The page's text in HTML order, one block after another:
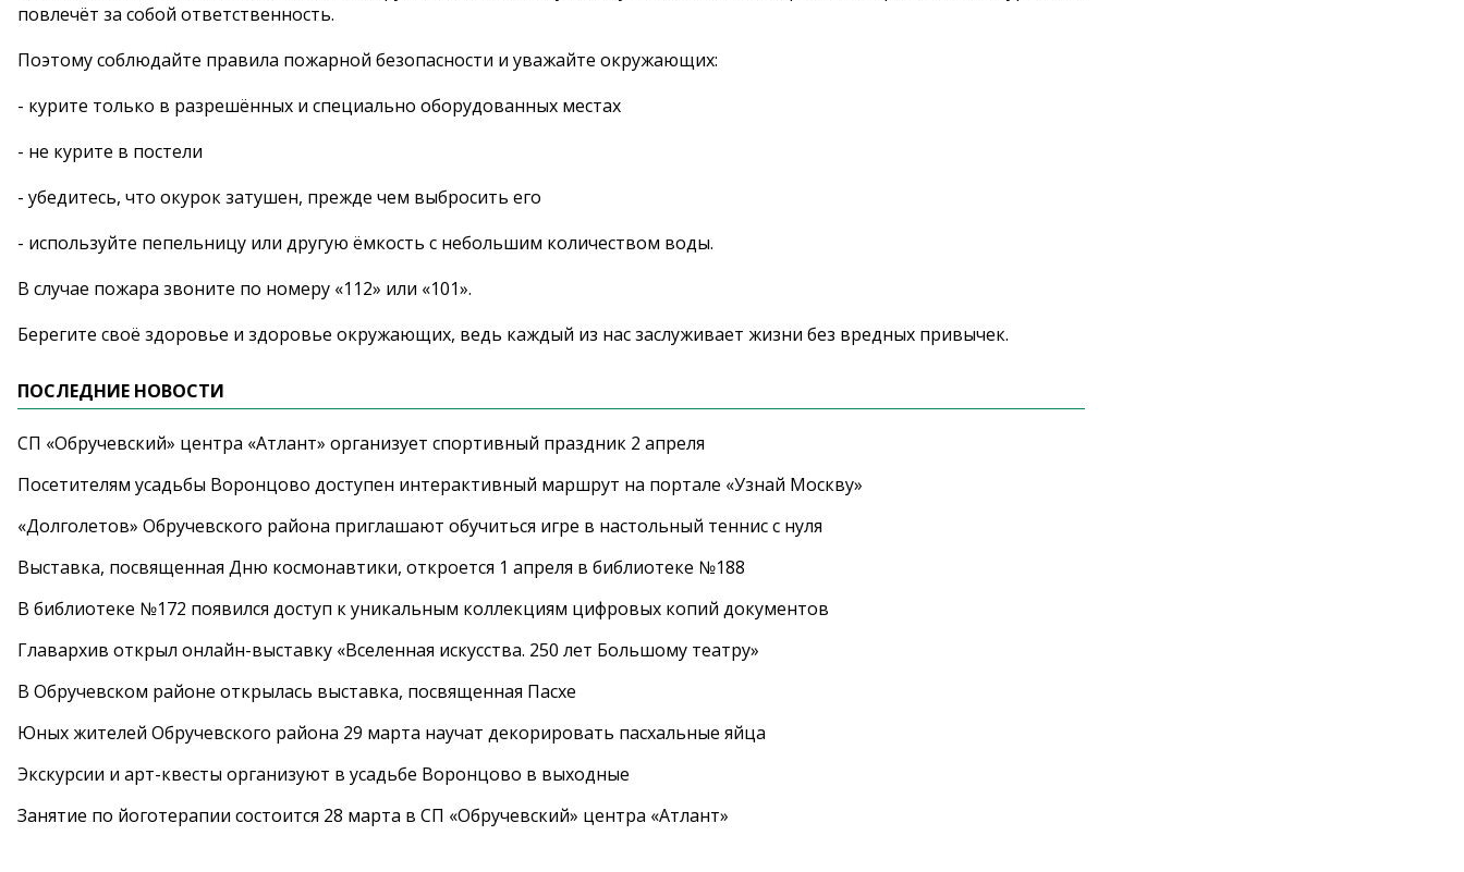
повлечёт за собой ответственность.
Поэтому соблюдайте правила пожарной безопасности и уважайте окружающих:
- курите только в разрешённых и специально оборудованных местах
- не курите в постели
- убедитесь, что окурок затушен, прежде чем выбросить его
- используйте пепельницу или другую ёмкость с небольшим количеством воды.
В случае пожара звоните по номеру «112» или «101».
Берегите своё здоровье и здоровье окружающих, ведь каждый из нас заслуживает жизни без вредных привычек.
ПОСЛЕДНИЕ НОВОСТИ
СП «Обручевский» центра «Атлант» организует спортивный праздник 2 апреля
Посетителям усадьбы Воронцово доступен интерактивный маршрут на портале «Узнай Москву»
«Долголетов» Обручевского района приглашают обучиться игре в настольный теннис с нуля
Выставка, посвященная Дню космонавтики, откроется 1 апреля в библиотеке №188
В библиотеке №172 появился доступ к уникальным коллекциям цифровых копий документов
Главархив открыл онлайн-выставку «Вселенная искусства. 250 лет Большому театру»
В Обручевском районе открылась выставка, посвященная Пасхе
Юных жителей Обручевского района 29 марта научат декорировать пасхальные яйца
Экскурсии и арт-квесты организуют в усадьбе Воронцово в выходные
Занятие по йоготерапии состоится 28 марта в СП «Обручевский» центра «Атлант»